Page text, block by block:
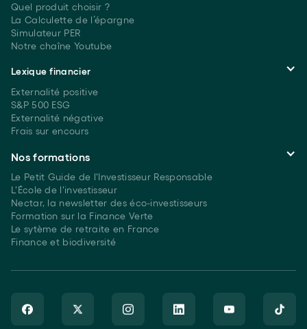
Quel produit choisir ?
La Calculette de l’épargne
Simulateur PER
Notre chaîne Youtube
Lexique financier
Externalité positive
S&P 500 ESG
Externalité négative
Frais sur encours
Nos formations
Le Petit Guide de l'Investisseur Responsable
L'École de l'investisseur
Nectar, la newsletter des éco-investisseurs
Formation sur la Finance Verte
Le sytème de retraite en France
Finance et biodiversité